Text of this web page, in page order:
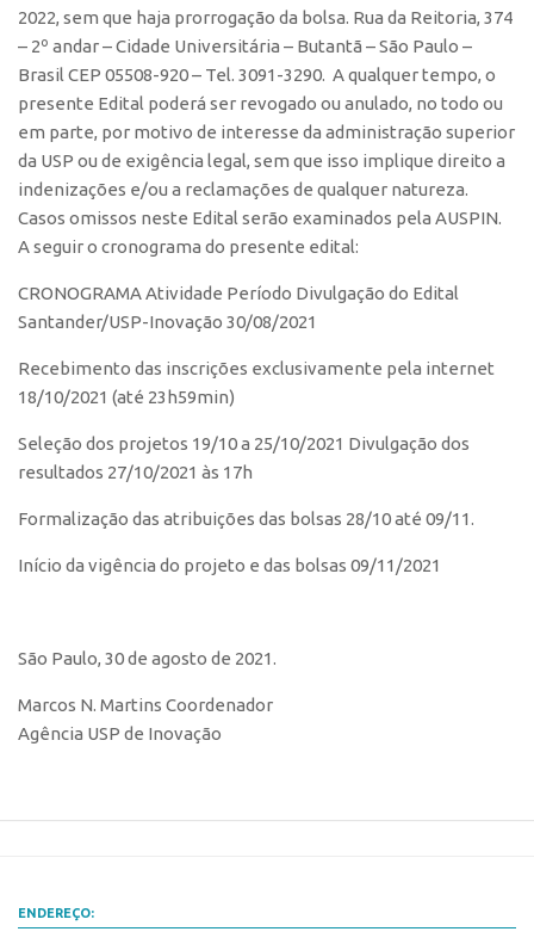
2022, sem que haja prorrogação da bolsa. Rua da Reitoria, 374
– 2º andar – Cidade Universitária – Butantã – São Paulo –
Brasil CEP 05508-920 – Tel. 3091-3290. A qualquer tempo, o
presente Edital poderá ser revogado ou anulado, no todo ou
em parte, por motivo de interesse da administração superior
da USP ou de exigência legal, sem que isso implique direito a
indenizações e/ou a reclamações de qualquer natureza.
Casos omissos neste Edital serão examinados pela AUSPIN.
A seguir o cronograma do presente edital:
CRONOGRAMA Atividade Período Divulgação do Edital
Santander/USP-Inovação 30/08/2021
Recebimento das inscrições exclusivamente pela internet
18/10/2021 (até 23h59min)
Seleção dos projetos 19/10 a 25/10/2021 Divulgação dos
resultados 27/10/2021 às 17h
Formalização das atribuições das bolsas 28/10 até 09/11.
Início da vigência do projeto e das bolsas 09/11/2021
São Paulo, 30 de agosto de 2021.
Marcos N. Martins Coordenador
Agência USP de Inovação
ENDEREÇO: